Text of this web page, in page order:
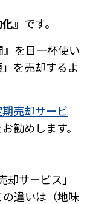
』 です。
を目一杯使い
を売却するよ
売却サービ
勧めします。
却サービス」
の違いは（地味